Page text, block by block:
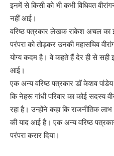
इनमें से किसी को भी कभी विधिवत
नहीं आई।
वरिष्ठ पत्रकार लेखक राकेश अचल का
परंपरा को तोड़कर उनकी महासचिव
योग्य कदम है। वे कहते हैं देर ही से सही
आई।
एक अन्य वरिष्ठ पत्रकार डॉ केशव
कि नेहरू गांधी परिवार का कोई सदस्य
रहा है। उन्होंने कहा कि राजनीतिक लाभ
की याद आई है। एक अन्य वरिष्ठ
परंपरा करार दिया।